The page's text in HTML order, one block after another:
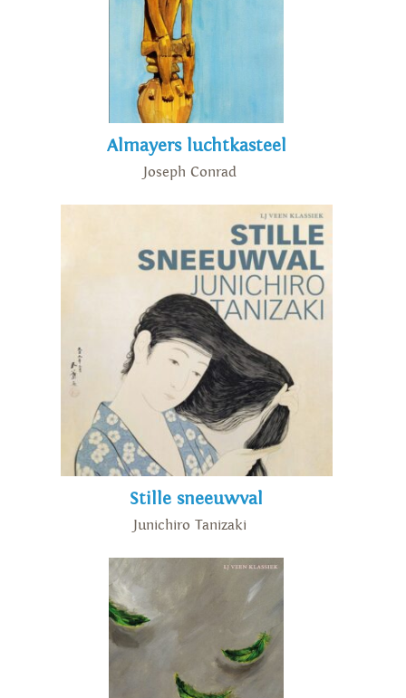
Almayers luchtkasteel
Joseph Conrad
Stille sneeuwval
Junichiro Tanizaki